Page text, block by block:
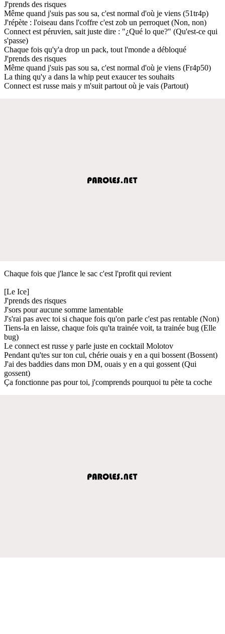
J'prends des risques
Même quand j'suis pas sou sa, c'est normal d'où je viens (51tr4p)
J'répète : l'oiseau dans l'coffre c'est zob un perroquet (Non, non)
Connect est péruvien, sait juste dire : "¿Qué lo que?" (Qu'est-ce qui
s'passe)
Chaque fois qu'y'a drop un pack, tout l'monde a débloqué
J'prends des risques
Même quand j'suis pas sou sa, c'est normal d'où je viens (Fr4p50)
La thing qu'y a dans la whip peut exaucer tes souhaits
Connect est russe mais y m'suit partout où je vais (Partout)
Chaque fois que j'lance le sac c'est l'profit qui revient
[Le Ice]
J'prends des risques
J'sors pour aucune somme lamentable
J's'rai pas avec toi si chaque fois qu'on parle c'est pas rentable (Non)
Tiens-la en laisse, chaque fois qu'ta trainée voit, ta trainée bug (Elle
bug)
Le connect est russe y parle juste en cocktail Molotov
Pendant qu'tes sur ton cul, chérie ouais y en a qui bossent (Bossent)
J'ai des baddies dans mon DM, ouais y en a qui gossent (Qui
gossent)
Ça fonctionne pas pour toi, j'comprends pourquoi tu pète ta coche